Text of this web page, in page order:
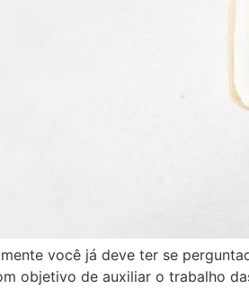
você já deve ter se
objetivo de auxiliar o trabalho